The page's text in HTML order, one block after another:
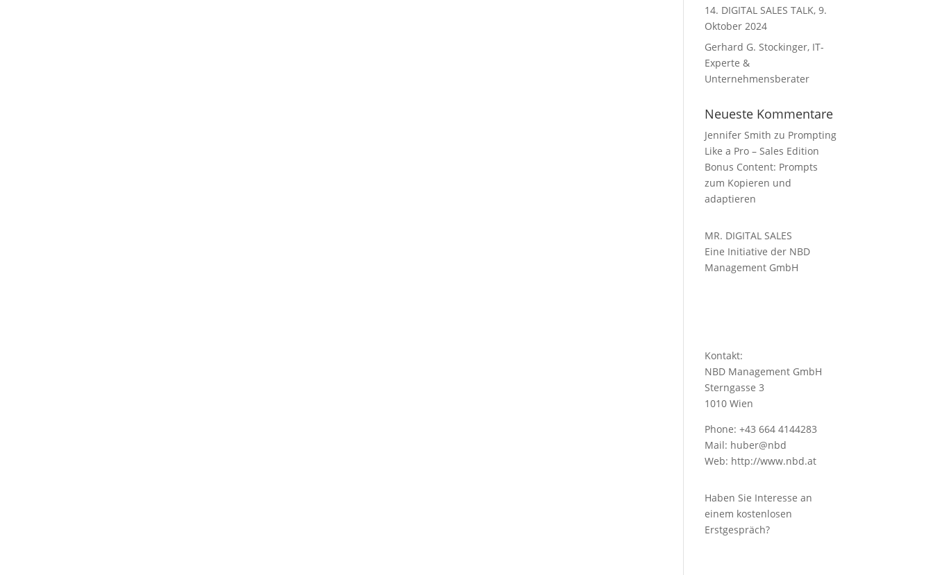
14. DIGITAL SALES TALK, 9.
Oktober 2024
Gerhard G. Stockinger, IT-
Experte &
Unternehmensberater
Neueste Kommentare
Jennifer Smith zu Prompting
Like a Pro – Sales Edition
Bonus Content: Prompts
zum Kopieren und
adaptieren
MR. DIGITAL SALES
Eine Initiative der NBD
Management GmbH
Kontakt:
NBD Management GmbH
Sterngasse 3
1010 Wien
Phone: +43 664 4144283
Mail: huber@nbd
Web: http://www.nbd.at
Haben Sie Interesse an
einem kostenlosen
Erstgespräch?